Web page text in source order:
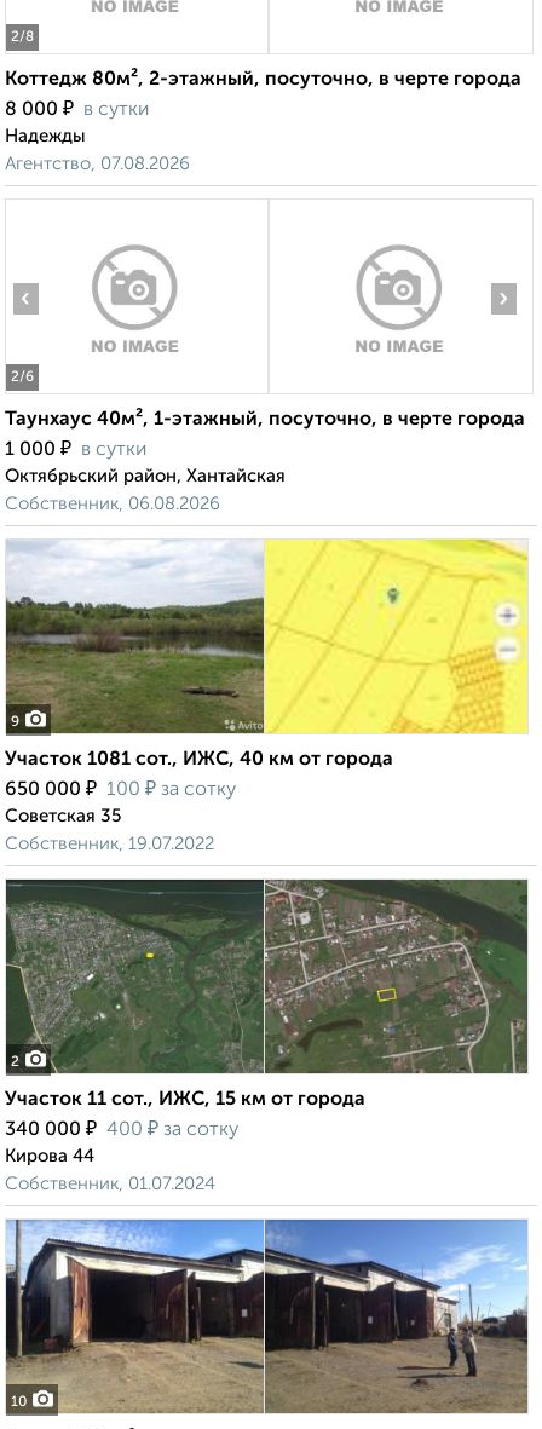
2/8
Коттедж 80м², 2-этажный, посуточно, в черте города
8 000 ₽ в сутки
Надежды
Агентство, 07.08.2026
2/6
‹ ›
Таунхаус 40м², 1-этажный, посуточно, в черте города
1 000 ₽ в сутки
Октябрьский район, Хантайская
Собственник, 06.08.2026
9
Участок 1081 сот., ИЖС, 40 км от города
650 000 ₽ 100 ₽ за сотку
Советская 35
Собственник, 19.07.2022
2
Участок 11 сот., ИЖС, 15 км от города
340 000 ₽ 400 ₽ за сотку
Кирова 44
Собственник, 01.07.2024
10